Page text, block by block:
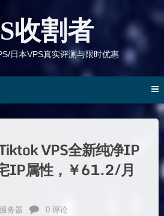
收割者
日本VPS真实评测与限时优惠
VPS全新纯净IP
IP属性，￥61.2/月
务器 0 评论